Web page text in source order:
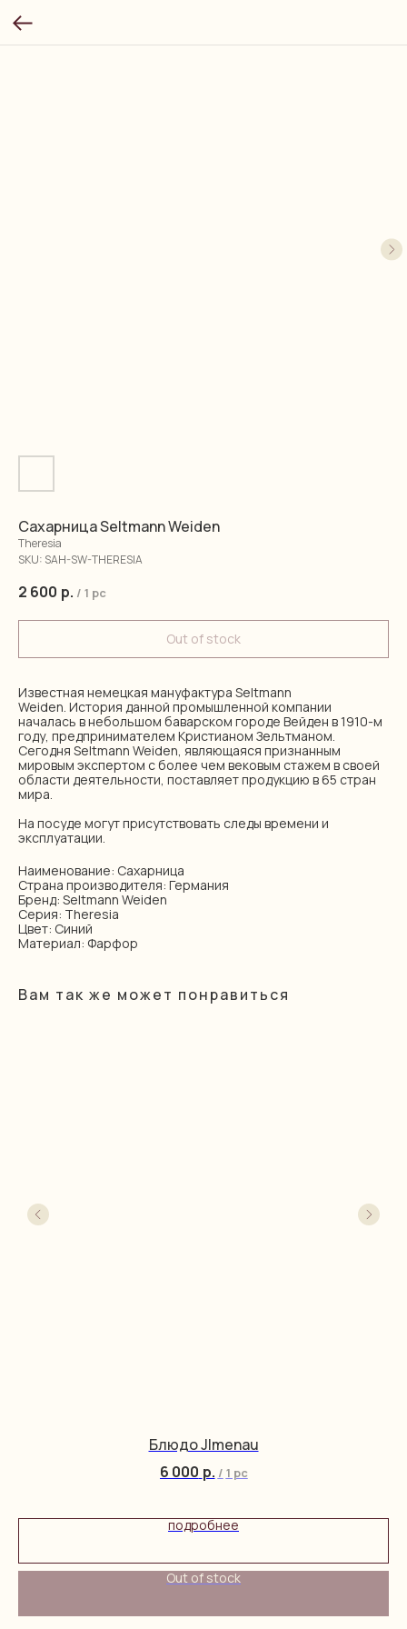
Сахарница Seltmann Weiden
Theresia
SKU: SAH-SW-THERESIA
2 600 р. / 1 pc
Out of stock
Известная немецкая мануфактура Seltmann
Weiden. История данной промышленной компании
началась в небольшом баварском городе Вейден в 1910-м
году, предпринимателем Кристианом Зельтманом.
Сегодня Seltmann Weiden, являющаяся признанным
мировым экспертом с более чем вековым стажем в своей
области деятельности, поставляет продукцию в 65 стран
мира.
На посуде могут присутствовать следы времени и
эксплуатации.
Наименование: Сахарница
Страна производителя: Германия
Бренд: Seltmann Weiden
Серия: Theresia
Цвет: Синий
Материал: Фарфор
Вам так же может понравиться
Блюдо Jlmenau
6 000 р. / 1 pc
подробнее
Out of stock